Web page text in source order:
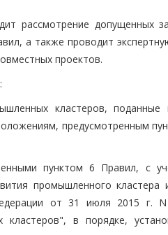
рассмотрение допущенных
а также проводит
проектов.
кластеров,
предусмотренным
пунктом 6 Правил, с
промышленного кластера
от 31 июля 2015 г.
кластеров", в порядке,